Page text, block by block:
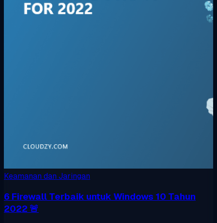
Keamanan dan Jaringan
6 Firewall Terbaik untuk Windows 10 Tahun
2022 🚨